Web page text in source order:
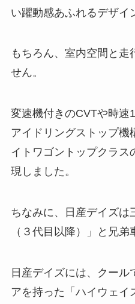
い躍動感あふれるデザイ
もちろん、室内空間と走
せん。
変速機付きのCVTや時速
アイドリングストップ機
イトワゴントップクラス
現しました。
ちなみに、日産デイズは
（３代目以降）」と兄弟
日産デイズには、クール
アを持った「ハイウェイ